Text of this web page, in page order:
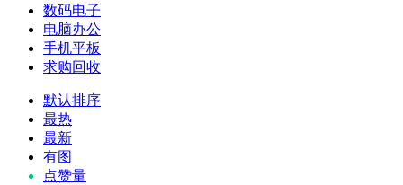
数码电子
电脑办公
手机平板
求购回收
默认排序
最热
最新
有图
点赞量